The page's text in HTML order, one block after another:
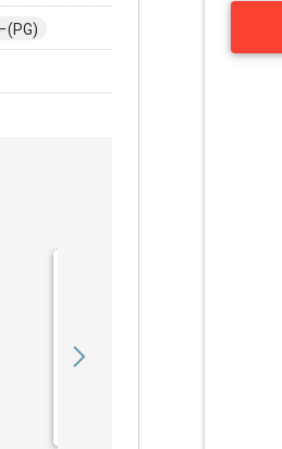
(PG)